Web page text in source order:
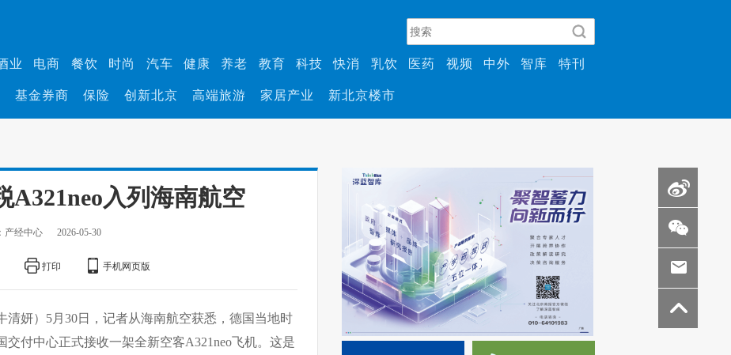
业 电商 餐饮 时尚 汽车 健康 养老 教育 科技 快消 乳饮 医药 视频 中外 智库 特刊
基金券商 保险 创新北京 高端旅游 家居产业 新北京楼市
A321neo入列海南航空
产经中心 2026-05-30
打印 手机网页版
清妍）5月30日，记者从海南航空获悉，德国当地时
交付中心正式接收一架全新空客A321neo飞机。这是